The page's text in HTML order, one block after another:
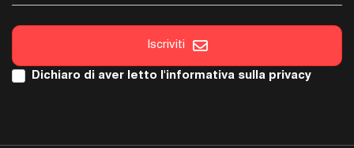
Iscriviti
Dichiaro di aver letto l'informativa sulla privacy